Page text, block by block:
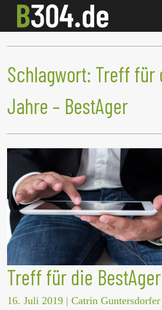
Schlagwort: Treff für
Jahre – BestAger
Treff für die BestAger
16. Juli 2019 | Catrin Guntersdorfer